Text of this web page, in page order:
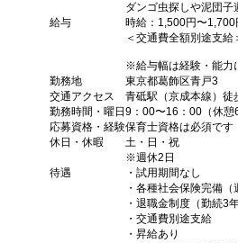
ダンゴ虫探しや泥団子
給与
時給：1,500円〜1,700
＜交通費全額別途支給
※給与幅は経験・能力
勤務地
東京都葛飾区青戸3
交通アクセス
青砥駅（京成本線）徒
勤務時間・曜日 9：00〜16：00（休憩
応募資格・経験保育士資格は必須です
休日・休暇
土・日・祝
※週休2日
待遇
・試用期間なし
・各種社会保険完備
・退職金制度（勤続3
・交通費別途支給
・昇給あり